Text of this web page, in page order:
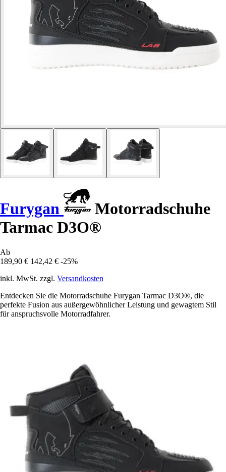
Furygan
Motorradschuhe
Tarmac D3O®
Ab
189,90 € 142,42 € -25%
inkl. MwSt. zzgl. Versandkosten
Entdecken Sie die Motorradschuhe Furygan Tarmac D3O®, die
perfekte Fusion aus außergewöhnlicher Leistung und gewagtem Stil
für anspruchsvolle Motorradfahrer.